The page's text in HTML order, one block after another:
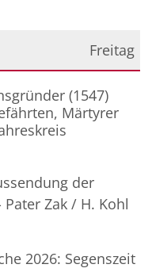
Freitag
(1547)
Märtyrer
der
Zak / H. Kohl
2026: Segenszeit